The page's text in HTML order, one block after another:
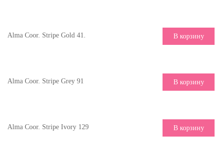
Alma Coor. Stripe Gold 41. В корзину
Alma Coor. Stripe Grey 91 В корзину
Alma Coor. Stripe Ivory 129 В корзину